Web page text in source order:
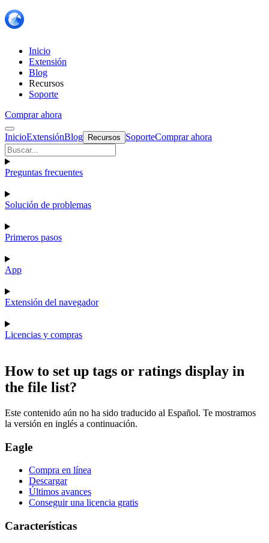
Inicio
Extensión
Blog
Recursos
Soporte
Comprar ahora
InicioExtensiónBlog Recursos SoporteComprar ahora
Preguntas frecuentes
Solución de problemas
Primeros pasos
App
Extensión del navegador
Licencias y compras
How to set up tags or ratings display in
the file list?
Este contenido aún no ha sido traducido al Español. Te mostramos
la versión en inglés a continuación.
Eagle
Compra en línea
Descargar
Últimos avances
Conseguir una licencia gratis
Características